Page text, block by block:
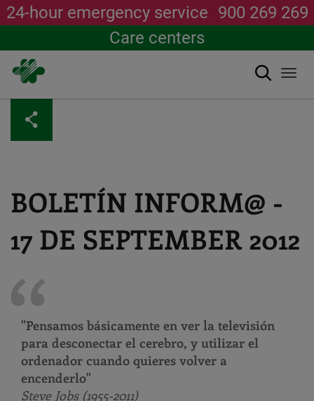
content
24-hour emergency service 900 269 269
Care centers
Search
BOLETÍN INFORM@ -
17 DE SEPTEMBER 2012
"Pensamos básicamente en ver la televisión
para desconectar el cerebro, y utilizar el
ordenador cuando quieres volver a
encenderlo"
Steve Jobs (1955-2011)